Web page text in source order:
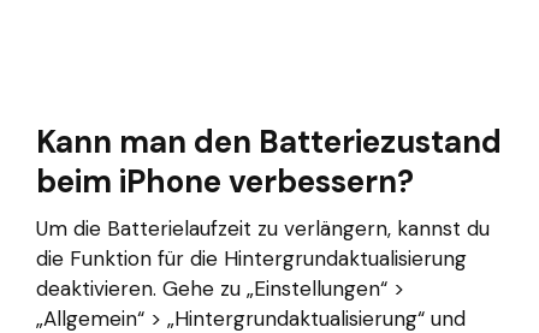
Kann man den Batteriezustand
beim iPhone verbessern?
Um die Batterielaufzeit zu verlängern, kannst du
die Funktion für die Hintergrundaktualisierung
deaktivieren. Gehe zu „Einstellungen“ >
„Allgemein“ > „Hintergrundaktualisierung“ und